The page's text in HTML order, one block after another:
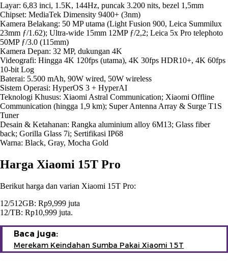
Layar: 6,83 inci, 1.5K, 144Hz, puncak 3.200 nits, bezel 1,5mm
Chipset: MediaTek Dimensity 9400+ (3nm)
Kamera Belakang: 50 MP utama (Light Fusion 900, Leica Summilux
23mm ƒ/1.62); Ultra-wide 15mm 12MP ƒ/2,2; Leica 5x Pro telephoto
50MP ƒ/3.0 (115mm)
Kamera Depan: 32 MP, dukungan 4K
Videografi: Hingga 4K 120fps (utama), 4K 30fps HDR10+, 4K 60fps
10-bit Log
Baterai: 5.500 mAh, 90W wired, 50W wireless
Sistem Operasi: HyperOS 3 + HyperAI
Teknologi Khusus: Xiaomi Astral Communication; Xiaomi Offline
Communication (hingga 1,9 km); Super Antenna Array & Surge T1S
Tuner
Desain & Ketahanan: Rangka aluminium alloy 6M13; Glass fiber
back; Gorilla Glass 7i; Sertifikasi IP68
Warna: Black, Gray, Mocha Gold
Harga Xiaomi 15T Pro
Berikut harga dan varian Xiaomi 15T Pro:
12/512GB: Rp9,999 juta
12/TB: Rp10,999 juta.
Baca juga:
Merekam Keindahan Sumba Pakai Xiaomi 15T